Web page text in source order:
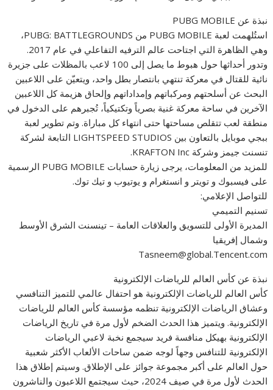
نبذة عن PUBG MOBILE
استُلهمت لعبة PUBG MOBILE من PUBG: BATTLEGROUNDS،
وهي الظاهرة التي اجتاحت عالم الترفيه التفاعلي في عام 2017.
وتدور أحداثها حول هبوط ما يصل إلى 100 لاعب بالمظلات على جزيرة
نائية للقتال في معركة تنتهي بانتصار بطل واحد، ويتعيّن على اللاعبين
البحث عن أسلحتهم ومركباتهم وإمداداتهم وإلحاق هزيمة كل اللاعبين
الآخرين في ساحة معركة غنية بصرياً وتكتيكياً، تُجبرهم على الدخول في
منطقة لعب تتقلص مساحتها حتى انتهاء كل مباراة. وتم تطوير لعبة
ببجي موبايل بالتعاون بين LIGHTSPEED STUDIOS التابعة لشركة
تنسنت جيمز وشركة KRAFTON Inc.
للمزيد من المعلومات، يرجى زيارة حسابات PUBG MOBILE الرسمية
على فيسبوك و تويتر و انستغرام و يوتيوب و تيك توك.
للتواصل الإعلامي:
تسنيم التميمي
المديرة الأولى للتسويق والعلاقات العامة – تينسنت الشرق الأوسط
وشمال إفريقيا
Tasneem@global.Tencent.com
نبذة عن كأس العالم للرياضات الإلكترونية
كأس العالم للرياضات الإلكترونية هو احتفال عالمي للتميز التنافسي
وعشاق الرياضات الإلكترونية تنظمه مؤسسة كأس العالم للرياضات
الإلكترونية. ويتميز هذا الحدث الضخم لأول مرة في تاريخ الرياضات
الإلكترونية بهيكل منافسة فريد سيجمع نخبة لاعبي الرياضات
الإلكترونية للتنافس وجهاً لوجه ضمن ساحات الألعاب الأكثر شعبية
حول العالم على أكبر مجموعة جوائز على الإطلاق. وسيتم إطلاق هذا
الحدث لأول مرة في صيف 2024، حيث سيجتمع اللاعبون والناشرون